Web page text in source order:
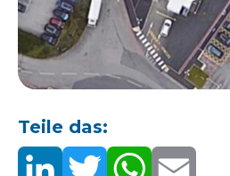
Teile das: